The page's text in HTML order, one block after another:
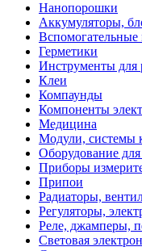
Нанопорошки
Аккумуляторы,
Вспомогательные
Герметики
Инструменты для
Клеи
Компаунды
Компоненты
Медицина
Модули, системы
Оборудование
Приборы
Припои
Радиаторы,
Регуляторы,
Реле, джамперы,
Световая